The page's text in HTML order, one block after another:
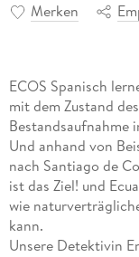
Merken
ECOS Spanisch
mit dem Zustand
Bestandsaufnahme
Und anhand von
nach Santiago de
ist das Ziel! und
wie
kann.
Unsere Detektivin